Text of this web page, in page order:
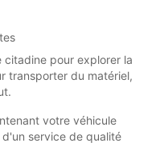
pour explorer la
transporter du matériel,
votre véhicule
service de qualité